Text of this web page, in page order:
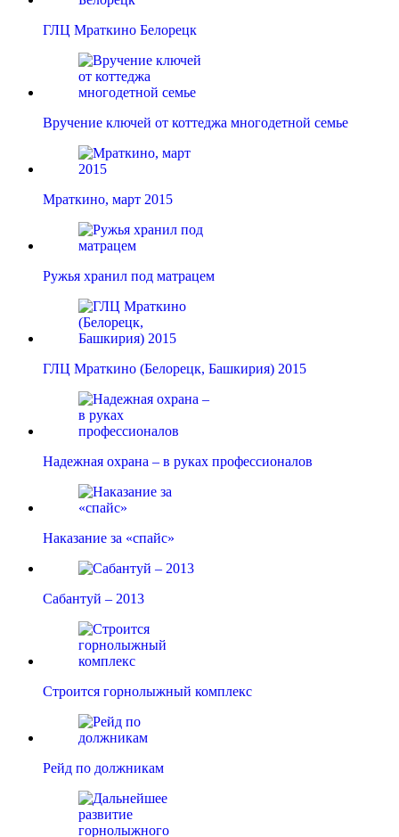
ГЛЦ Мраткино Белорецк
Вручение ключей от коттеджа многодетной семье
Мраткино, март 2015
Ружья хранил под матрацем
ГЛЦ Мраткино (Белорецк, Башкирия) 2015
Надежная охрана – в руках профессионалов
Наказание за «спайс»
Сабантуй – 2013
Строится горнолыжный комплекс
Рейд по должникам